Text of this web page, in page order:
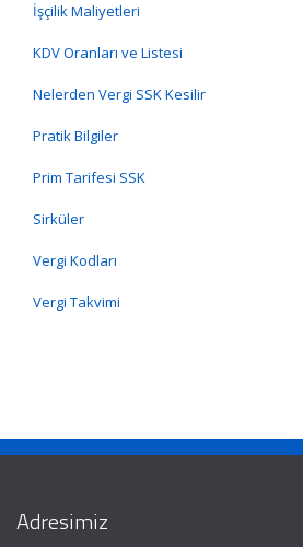
İşçilik Maliyetleri
KDV Oranları ve Listesi
Nelerden Vergi SSK Kesilir
Pratik Bilgiler
Prim Tarifesi SSK
Sirküler
Vergi Kodları
Vergi Takvimi
Adresimiz